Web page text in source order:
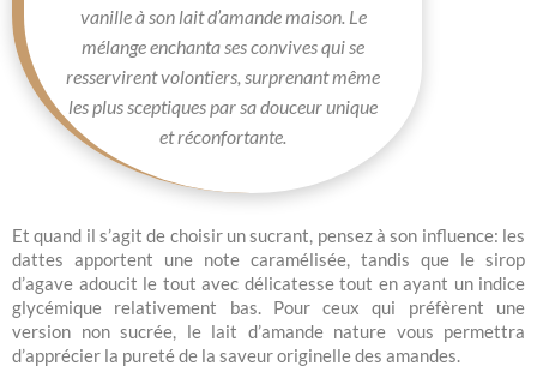
vanille à son lait d’amande maison. Le
mélange enchanta ses convives qui se
resservirent volontiers, surprenant même
les plus sceptiques par sa douceur unique
et réconfortante.
Et quand il s’agit de choisir un sucrant, pensez à son influence: les
dattes apportent une note caramélisée, tandis que le sirop
d’agave adoucit le tout avec délicatesse tout en ayant un indice
glycémique relativement bas. Pour ceux qui préfèrent une
version non sucrée, le lait d’amande nature vous permettra
d’apprécier la pureté de la saveur originelle des amandes.